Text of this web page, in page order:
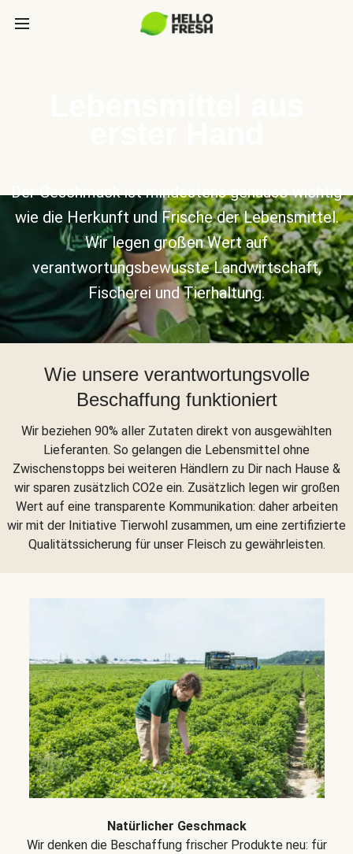
Der Geschmack ist mindestens genauso wichtig
wie die Herkunft und Frische der Lebensmittel.
Wir legen großen Wert auf
verantwortungsbewusste Landwirtschaft,
Fischerei und Tierhaltung.
Wie unsere verantwortungsvolle
Beschaffung funktioniert
Wir beziehen 90% aller Zutaten direkt von ausgewählten
Lieferanten. So gelangen die Lebensmittel ohne
Zwischenstopps bei weiteren Händlern zu Dir nach Hause &
wir sparen zusätzlich CO2e ein. Zusätzlich legen wir großen
Wert auf eine transparente Kommunikation: daher arbeiten
wir mit der Initiative Tierwohl zusammen, um eine zertifizierte
Qualitätssicherung für unser Fleisch zu gewährleisten.
Natürlicher Geschmack
Wir denken die Beschaffung frischer Produkte neu: für